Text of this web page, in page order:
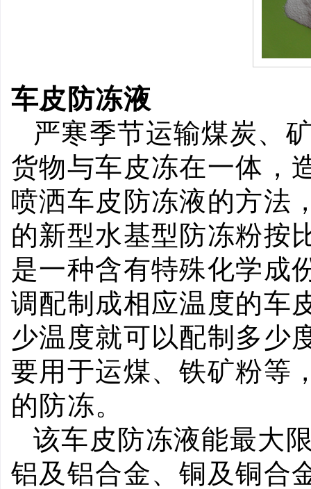
车皮防冻液
严寒季节运输煤炭、
货物与车皮冻在一体，
喷洒车皮防冻液的方法
的新型水基型防冻粉按
是一种含有特殊化学成
调配制成相应温度的车
少温度就可以配制多少
要用于运煤、铁矿粉等
的防冻。
该车皮防冻液能最大
铝及铝合金、铜及铜合